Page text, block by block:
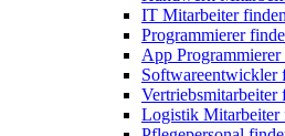
IT Mitarbeiter finden
Programmierer
App Programmierer
Softwareentwickler
Vertriebsmitarbeiter
Logistik Mitarbeiter